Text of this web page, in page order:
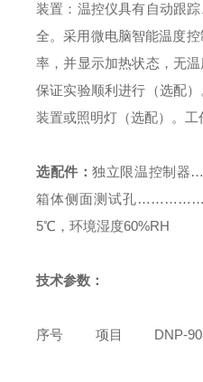
装置：温控仪具有自动跟
全。采用微电脑智能温度
率，并显示加热状态，无
保证实验顺利进行（选配）
装置或照明灯（选配）。 工
选配件：独立限温控制
箱体侧面测试孔
5℃，环境湿度60%RH
技术参数：
序号 项目 DNP-